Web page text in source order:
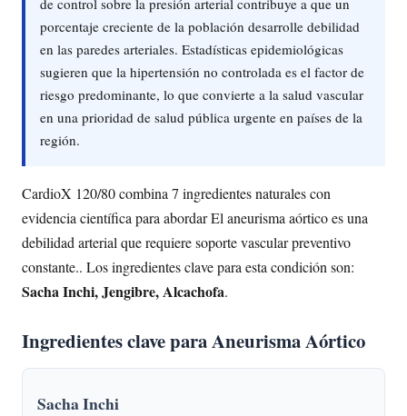
porcentaje creciente de la población desarrolle debilidad
en las paredes arteriales. Estadísticas epidemiológicas
sugieren que la hipertensión no controlada es el factor de
riesgo predominante, lo que convierte a la salud vascular
en una prioridad de salud pública urgente en países de la
región.
CardioX 120/80 combina 7 ingredientes naturales con
evidencia científica para abordar El aneurisma aórtico es una
debilidad arterial que requiere soporte vascular preventivo
constante.. Los ingredientes clave para esta condición son:
Sacha Inchi, Jengibre, Alcachofa.
Ingredientes clave para Aneurisma Aórtico
Sacha Inchi